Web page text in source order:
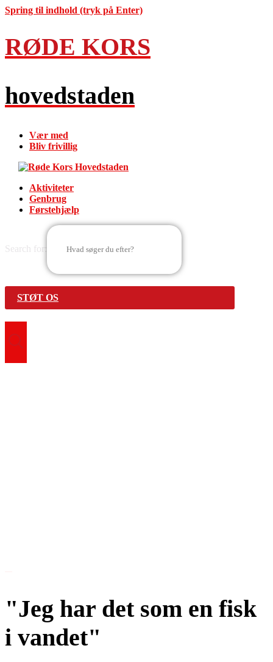
Spring til indhold (tryk på Enter)
RØDE KORS
hovedstaden
Vær med
Bliv frivillig
Aktiviteter
Genbrug
Førstehjælp
Search for:
STØT OS
"Jeg har det som en fisk
i vandet"